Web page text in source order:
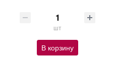
шт
В корзину